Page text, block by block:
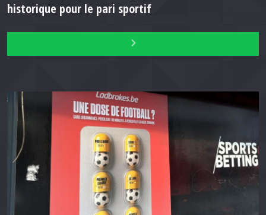
historique pour le pari sportif